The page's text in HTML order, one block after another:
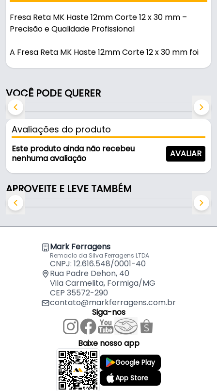
Fresa Reta MK Haste 12mm Corte 12 x 30 mm –
Precisão e Qualidade Profissional
A Fresa Reta MK Haste 12mm Corte 12 x 30 mm foi
trabalhos de marcenaria, carpintaria e fabricação
de móveis. Produzida com alto padrão de qualidade,
a linha de ferramentas MK entrega desempenho,
resistência e confiabilidade para profissionais e
hobistas exigentes.
Com 12 mm de diâmetro de corte e 30 mm de
uniformes em MDF, MDP, madeira maciça,
compensados e outros materiais derivados da
madeira. Sua haste de 12 mm garante maior
vibrações e contribuindo para um acabamento
Diferenciais da Marca MK
✔ Alta durabilidade e resistência ao desgaste
✔ Cortes precisos e acabamento profissional
✔ Maior estabilidade durante a operação
✔ Excelente desempenho em MDF, MDP e madeira
✔ Ideal para marcenarias, fábricas de móveis e uso
Características:
VOCÊ PODE QUERER
Avaliações do produto
Este produto ainda não recebeu
nenhuma avaliação
AVALIAR
APROVEITE E LEVE TAMBÉM
Mark Ferragens
Remaclo da Silva Ferragens LTDA
CNPJ: 12.616.548/0001-40
Rua Padre Dehon, 40
Vila Carmelita, Formiga/MG
CEP 35572-290
contato@markferragens.com.br
Siga-nos
Baixe nosso app
Google Play
App Store